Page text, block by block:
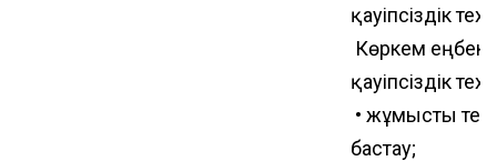
қауіпсіздік
Көркем еңбек
қауіпсіздік
• жұмысты тек
бастау;